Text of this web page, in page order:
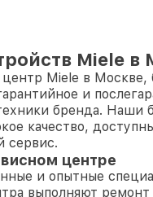
Miele в
Miele в Москве,
и
бренда. Наши
качество,
сервис.
центре
и опытные
выполняют